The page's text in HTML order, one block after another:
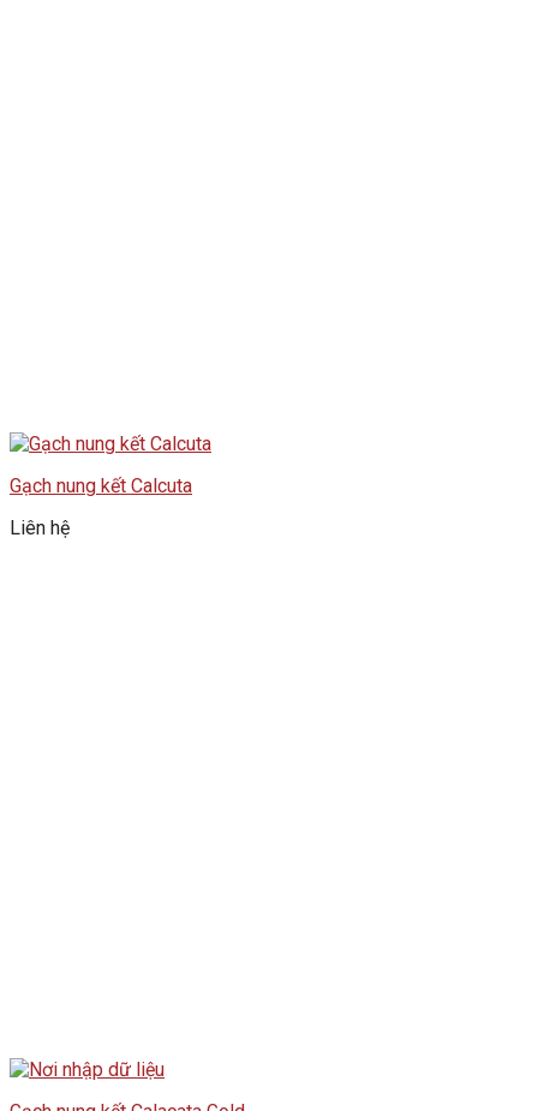
Gạch nung kết Calcuta
Liên hệ